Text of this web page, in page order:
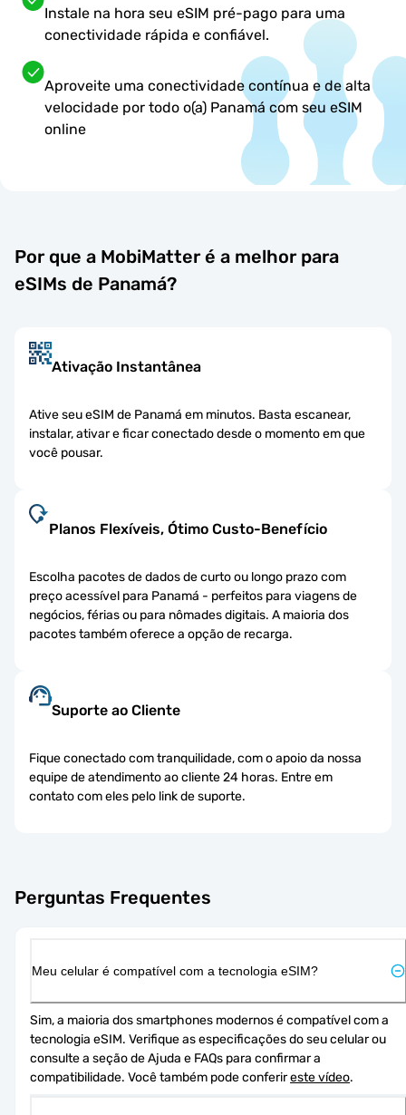
Instale na hora seu eSIM pré-pago para uma
conectividade rápida e confiável.
Aproveite uma conectividade contínua e de alta
velocidade por todo o(a) Panamá com seu eSIM
online
Por que a MobiMatter é a melhor para
eSIMs de Panamá?
Ativação Instantânea
Ative seu eSIM de Panamá em minutos. Basta escanear,
instalar, ativar e ficar conectado desde o momento em que
você pousar.
Planos Flexíveis, Ótimo Custo-Benefício
Escolha pacotes de dados de curto ou longo prazo com
preço acessível para Panamá - perfeitos para viagens de
negócios, férias ou para nômades digitais. A maioria dos
pacotes também oferece a opção de recarga.
Suporte ao Cliente
Fique conectado com tranquilidade, com o apoio da nossa
equipe de atendimento ao cliente 24 horas. Entre em
contato com eles pelo link de suporte.
Perguntas Frequentes
Meu celular é compatível com a tecnologia eSIM?
Sim, a maioria dos smartphones modernos é compatível com a
tecnologia eSIM. Verifique as especificações do seu celular ou
consulte a seção de Ajuda e FAQs para confirmar a
compatibilidade. Você também pode conferir este vídeo.